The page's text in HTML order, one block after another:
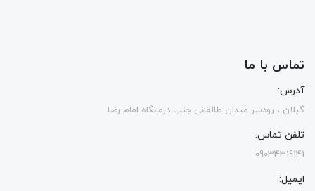
تماس با ما
آدرس:
گیلان ، رودسر میدان طالقانی جنب درمانگاه امام رضا
تلفن تماس:
09034319141
ایمیل: